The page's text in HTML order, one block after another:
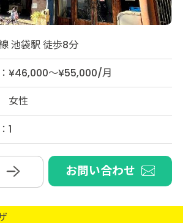
池袋駅 徒歩8分
¥46,000～¥55,000/月
女性
1
お問い合わせ